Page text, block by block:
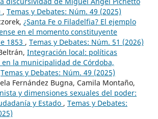
, Temas y Debates: Núm. 49 (2025)
¿Santa Fe o Filadelfia? El ejemplo
en el momento constituyente
1853 , Temas y Debates: Núm. 51 (2026)
Integración local: políticas
la municipalidad de Córdoba,
Temas y Debates: Núm. 49 (2025)
Fernández Bugna, Camila Montaño,
y dimensiones sexuales del poder:
y Estado , Temas y Debates: